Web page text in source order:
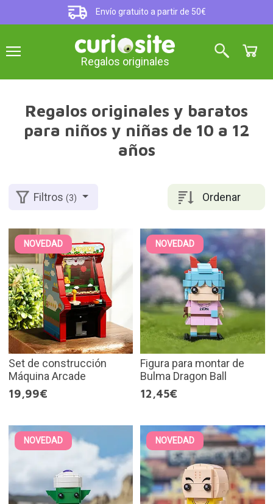
Envío gratuito a partir de 50€
Regalos originales
Regalos originales y baratos
para niños y niñas de 10 a 12
años
Ordenar
Filtros(3)
NOVEDAD
Set de construcción
Máquina Arcade
19,99€
NOVEDAD
Figura para montar de
Bulma Dragon Ball
12,45€
NOVEDAD NOVEDAD